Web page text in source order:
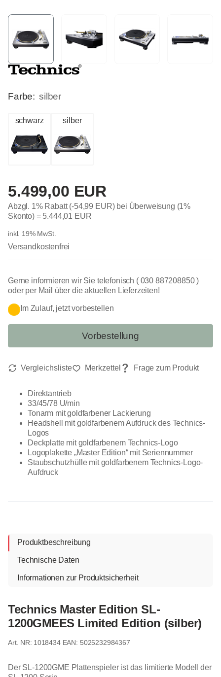
Direktantrieb
33/45/78 U/min
Tonarm mit goldfarbener Lackierung
Headshell mit goldfarbenem Aufdruck des Technics-
Logos
Deckplatte mit goldfarbenem Technics-Logo
Logoplakette „Master Edition“ mit Seriennummer
Staubschutzhülle mit goldfarbenem Technics-Logo-
Aufdruck
Farbe: silber
schwarz silber
5.499,00 EUR
Abzgl. 1% Rabatt (-54,99 EUR) bei Überweisung (1%
Skonto) = 5.444,01 EUR
inkl. 19% MwSt.
Versandkostenfrei
Im Zulauf, jetzt vorbestellen
Gerne informieren wir Sie telefonisch ( 030 887208850 )
oder per Mail über die aktuellen Lieferzeiten!
Vorbestellung
Produktbeschreibung
Technische Daten
Informationen zur Produktsicherheit
Technics Master Edition SL-
1200GMEES Limited Edition (silber)
1018434 EAN: 5025232984367
Der SL-1200GME Plattenspieler ist das limitierte Modell der